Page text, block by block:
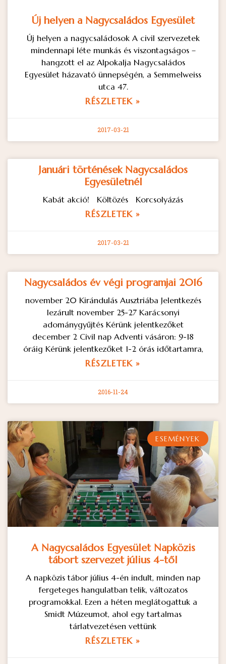
Új helyen a Nagycsaládos Egyesület
Új helyen a nagycsaládosok A civil szervezetek
mindennapi léte munkás és viszontagságos –
hangzott el az Alpokalja Nagycsaládos
Egyesület házavató ünnepségén, a Semmelweiss
utca 47.
RÉSZLETEK »
2017-03-21
Januári történések Nagycsaládos
Egyesületnél
Kabát akció! Költözés Korcsolyázás
RÉSZLETEK »
2017-03-21
Nagycsaládos év végi programjai 2016
november 20 Kirándulás Ausztriába Jelentkezés
lezárult november 25-27 Karácsonyi
adománygyűjtés Kérünk jelentkezőket
december 2 Civil nap Adventi vásáron: 9-18
óráig Kérünk jelentkezőket 1-2 órás időtartamra,
RÉSZLETEK »
2016-11-24
ESEMÉNYEK
A Nagycsaládos Egyesület Napközis
tábort szervezet július 4-től
A napközis tábor július 4-én indult, minden nap
fergeteges hangulatban telik, változatos
programokkal. Ezen a héten meglátogattuk a
Smidt Múzeumot, ahol egy tartalmas
tárlatvezetésen vettünk
RÉSZLETEK »